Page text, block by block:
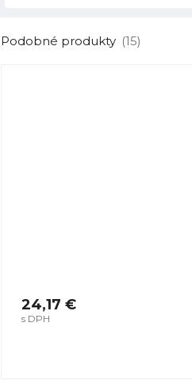
Podobné produkty (15)
24,17 €
s DPH